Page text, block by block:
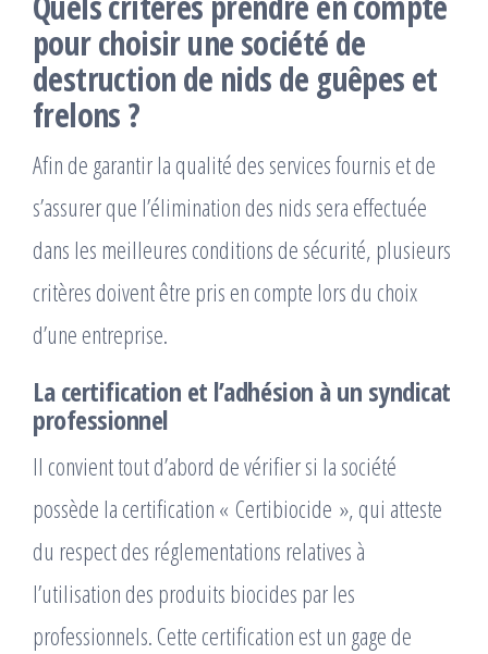
pour choisir une société de
destruction de nids de guêpes et
frelons ?
Afin de garantir la qualité des services fournis et de
s’assurer que l’élimination des nids sera effectuée
dans les meilleures conditions de sécurité, plusieurs
critères doivent être pris en compte lors du choix
d’une entreprise.
La certification et l’adhésion à un syndicat
professionnel
Il convient tout d’abord de vérifier si la société
possède la certification « Certibiocide », qui atteste
du respect des réglementations relatives à
l’utilisation des produits biocides par les
professionnels. Cette certification est un gage de